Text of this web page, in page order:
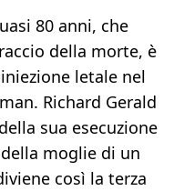
80 anni, che
della morte, è
letale nel
Richard Gerald
sua esecuzione
moglie di un
così la terza